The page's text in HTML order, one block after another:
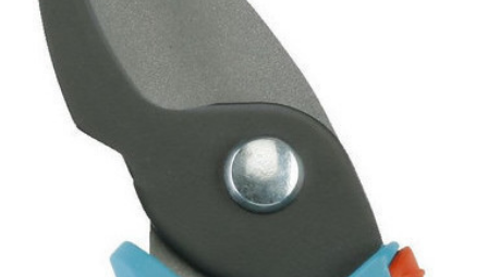
ποσότητα